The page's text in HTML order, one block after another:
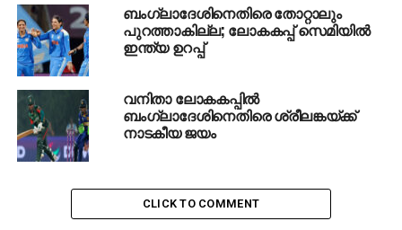
ബംഗ്ലാദേശിനെതിരെ തോറ്റാലും
പുറത്താകില്ല; ലോകകപ്പ് സെമിയില്‍
ഇന്ത്യ ഉറപ്പ്
വനിതാ ലോകകപ്പില്‍
ബംഗ്ലാദേശിനെതിരെ ശ്രീലങ്കയ്ക്ക്
നാടകീയ ജയം
CLICK TO COMMENT